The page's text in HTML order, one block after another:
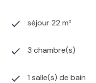
séjour 22 m²
3 chambre(s)
1 salle(s) de bain